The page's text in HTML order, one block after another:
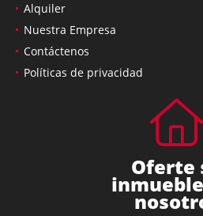
Alquiler
Nuestra Empresa
Contáctenos
Políticas de privacidad
Oferte